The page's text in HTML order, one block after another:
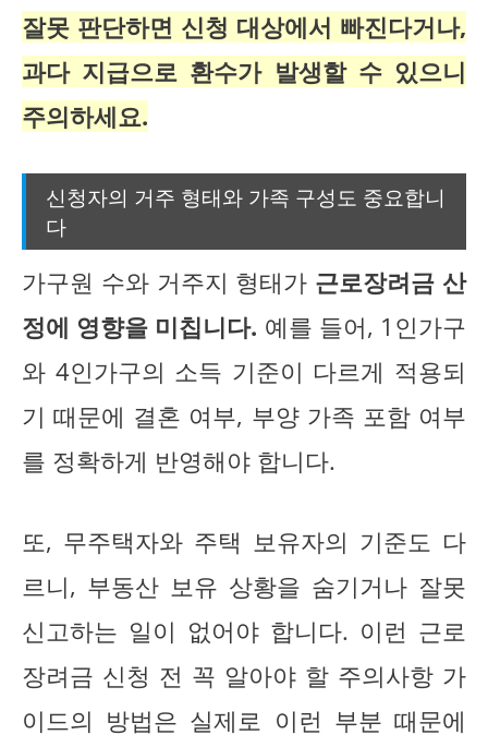
잘못 판단하면 신청 대상에서 빠진다거나,
과다 지급으로 환수가 발생할 수 있으니
주의하세요.
신청자의 거주 형태와 가족 구성도 중요합니
다
가구원 수와 거주지 형태가 근로장려금 산
정에 영향을 미칩니다. 예를 들어, 1인가구
와 4인가구의 소득 기준이 다르게 적용되
기 때문에 결혼 여부, 부양 가족 포함 여부
를 정확하게 반영해야 합니다.
또, 무주택자와 주택 보유자의 기준도 다
르니, 부동산 보유 상황을 숨기거나 잘못
신고하는 일이 없어야 합니다. 이런 근로
장려금 신청 전 꼭 알아야 할 주의사항 가
이드의 방법은 실제로 이런 부분 때문에